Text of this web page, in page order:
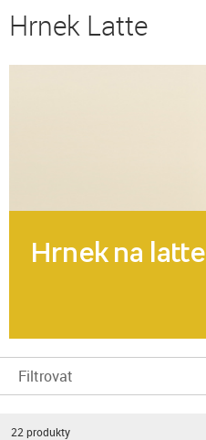
Hrnek Latte
Hrnek na latte
Filtrovat
22 produkty